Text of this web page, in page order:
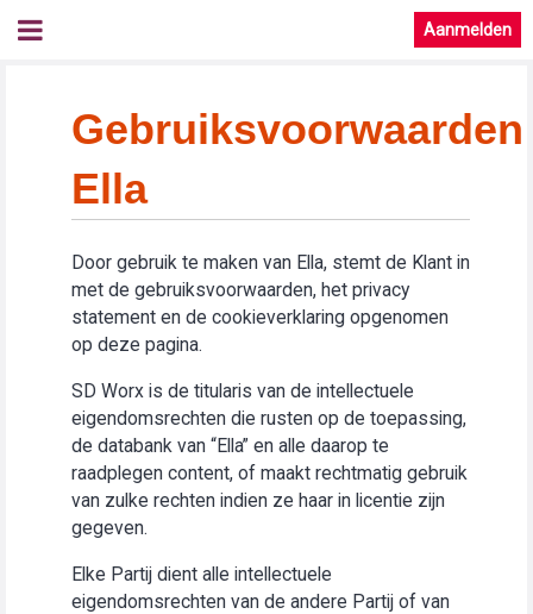
Aanmelden
Gebruiksvoorwaarden
Ella
Door gebruik te maken van Ella, stemt de Klant in
met de gebruiksvoorwaarden, het privacy
statement en de cookieverklaring opgenomen
op deze pagina.
SD Worx is de titularis van de intellectuele
eigendomsrechten die rusten op de toepassing,
de databank van “Ella” en alle daarop te
raadplegen content, of maakt rechtmatig gebruik
van zulke rechten indien ze haar in licentie zijn
gegeven.
Elke Partij dient alle intellectuele
eigendomsrechten van de andere Partij of van